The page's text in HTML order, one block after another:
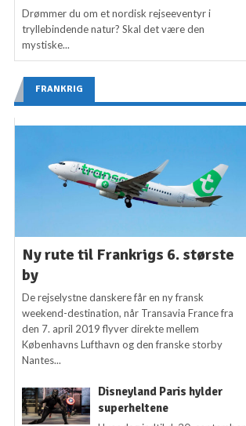
Drømmer du om et nordisk rejseeventyr i
tryllebindende natur? Skal det være den
mystiske...
FRANKRIG
Ny rute til Frankrigs 6. største
by
De rejselystne danskere får en ny fransk
weekend-destination, når Transavia France fra
den 7. april 2019 flyver direkte mellem
Københavns Lufthavn og den franske storby
Nantes...
Disneyland Paris hylder
superheltene